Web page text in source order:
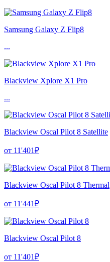
Samsung Galaxy Z Flip8
...
Blackview Xplore X1 Pro
...
Blackview Oscal Pilot 8 Satellite
от 11'401₽
Blackview Oscal Pilot 8 Thermal
от 11'441₽
Blackview Oscal Pilot 8
от 11'401₽